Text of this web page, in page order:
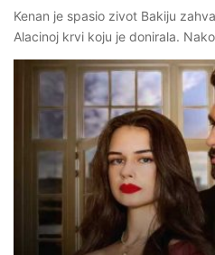
Kenan je spasio zivot Bakiju
Alacinoj krvi koju je donirala.